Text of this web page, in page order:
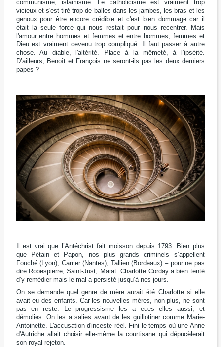
communisme, islamisme. Le catholicisme est vraiment trop
vicieux et s'est tiré trop de balles dans les jambes, les bras et les
genoux pour être encore crédible et c'est bien dommage car il
était la seule force qui nous restait pour nous recentrer. Mais
l'amour entre hommes et femmes et entre hommes, femmes et
Dieu est vraiment devenu trop compliqué. Il faut passer à autre
chose. Au diable, l'altérité. Place à la mêmeté, à l’ipséité.
D’ailleurs, Benoît et François ne seront-ils pas les deux derniers
papes ?
Il est vrai que l’Antéchrist fait moisson depuis 1793. Bien plus
que Pétain et Papon, nos plus grands criminels s’appellent
Fouché (Lyon), Carrier (Nantes), Tallien (Bordeaux) – pour ne pas
dire Robespierre, Saint-Just, Marat. Charlotte Corday a bien tenté
d’y remédier mais le mal a persisté jusqu’à nos jours.
On se demande quel genre de mère aurait été Charlotte si elle
avait eu des enfants. Car les nouvelles mères, non plus, ne sont
pas en reste. Le progressisme les a eues elles aussi, et
démolies. On les a salies avant de les guillotiner comme Marie-
Antoinette. L'accusation d'inceste réel. Fini le temps où une Anne
d'Autriche allait choisir elle-même la courtisane qui dépucèlerait
son royal rejeton.